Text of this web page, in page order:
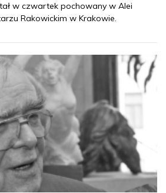
w czwartek pochowany w Alei
Rakowickim w Krakowie.